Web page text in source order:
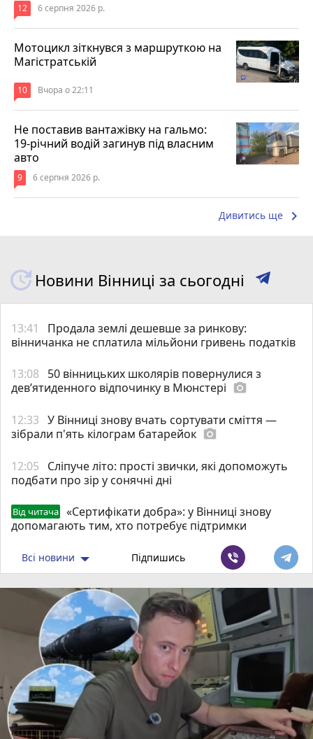
12 6 серпня 2026 р.
Мотоцикл зіткнувся з маршруткою на
Магістратській
10 Вчора о 22:11
Не поставив вантажівку на гальмо:
19-річний водій загинув під власним
авто
9 6 серпня 2026 р.
Дивитись ще keyboard_arrow_right
Новини Вінниці за сьогодні
13:41
Продала землі дешевше за ринкову:
вінничанка не сплатила мільйони гривень податків
13:08
50 вінницьких школярів повернулися з
дев’ятиденного відпочинку в Мюнстері photo_camera
12:33 У Вінниці знову вчать сортувати сміття —
зібрали п'ять кілограм батарейок photo_camera
12:05
Сліпуче літо: прості звички, які допоможуть
подбати про зір у сонячні дні
Від читача
«Сертифікати добра»: у Вінниці знову
допомагають тим, хто потребує підтримки
Всі новини Підпишись